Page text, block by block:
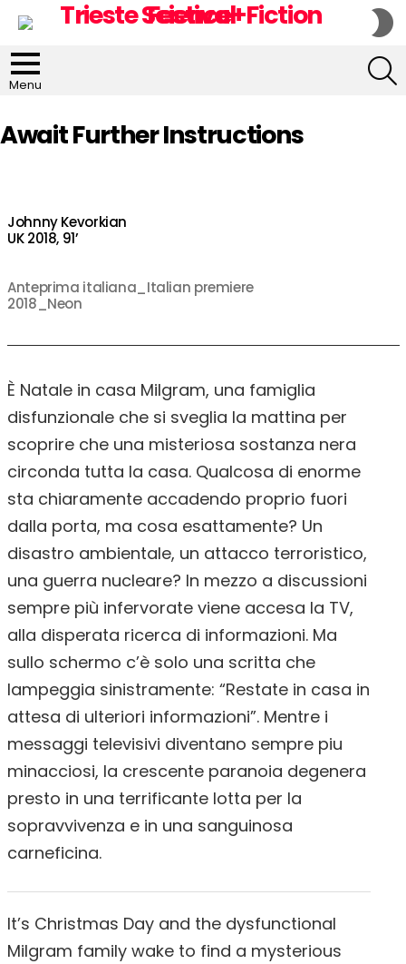
Menu
Await Further Instructions
Johnny Kevorkian
UK 2018, 91’
Anteprima italiana_Italian premiere
2018_Neon
È Natale in casa Milgram, una famiglia
disfunzionale che si sveglia la mattina per
scoprire che una misteriosa sostanza nera
circonda tutta la casa. Qualcosa di enorme
sta chiaramente accadendo proprio fuori
dalla porta, ma cosa esattamente? Un
disastro ambientale, un attacco terroristico,
una guerra nucleare? In mezzo a discussioni
sempre più infervorate viene accesa la TV,
alla disperata ricerca di informazioni. Ma
sullo schermo c’è solo una scritta che
lampeggia sinistramente: “Restate in casa in
attesa di ulteriori informazioni”. Mentre i
messaggi televisivi diventano sempre piu
minacciosi, la crescente paranoia degenera
presto in una terrificante lotta per la
sopravvivenza e in una sanguinosa
carneficina.
It’s Christmas Day and the dysfunctional
Milgram family wake to find a mysterious